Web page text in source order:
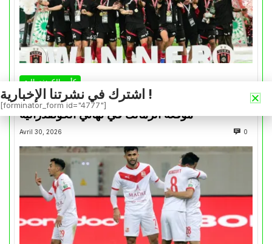
كأس الكونفدرالية
التتويج بالكأس.. دفعة معنوية لإتحاد العاصمة قبل
موقعة الزمالك في نهائي الكونفدرالية
Avril 30, 2026 0
اشترك في نشرتنا الإخبارية !
[forminator_form id="4777"]